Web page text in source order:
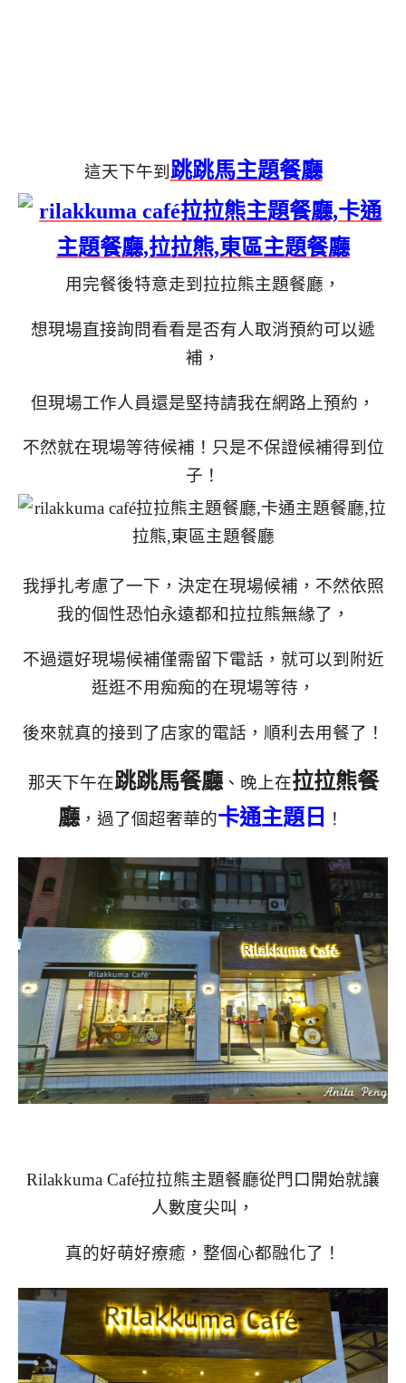
這天下午到 跳跳馬主題餐廳
用完餐後特意走到拉拉熊主題餐廳，
想現場直接詢問看看是否有人取消預約可以遞
補，
但現場工作人員還是堅持請我在網路上預約，
不然就在現場等待候補！只是不保證候補得到位
子！
我掙扎考慮了一下，決定在現場候補，不然依照
我的個性恐怕永遠都和拉拉熊無緣了，
不過還好現場候補僅需留下電話，就可以到附近
逛逛不用痴痴的在現場等待，
後來就真的接到了店家的電話，順利去用餐了！
那天下午在跳跳馬餐廳、晚上在拉拉熊餐
廳 ，過了個超奢華的卡通主題日 ！
Rilakkuma Café拉拉熊主題餐廳從門口開始就讓
人數度尖叫，
真的好萌好療癒，整個心都融化了！